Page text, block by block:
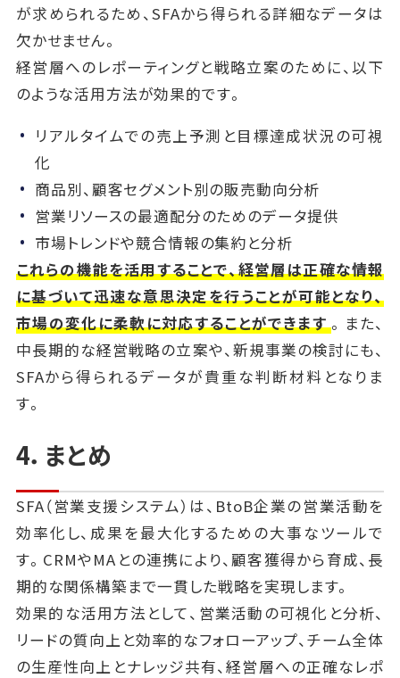
が求められるため、SFAから得られる詳細なデータは
欠かせません。
経営層へのレポーティングと戦略立案のために、以下
のような活用方法が効果的です。
リアルタイムでの売上予測と目標達成状況の可視
化
商品別、顧客セグメント別の販売動向分析
営業リソースの最適配分のためのデータ提供
市場トレンドや競合情報の集約と分析
これらの機能を活用することで、経営層は正確な情報
に基づいて迅速な意思決定を行うことが可能となり、
市場の変化に柔軟に対応することができます。また、
中長期的な経営戦略の立案や、新規事業の検討にも、
SFAから得られるデータが貴重な判断材料となりま
す。
4．まとめ
SFA（営業支援システム）は、BtoB企業の営業活動を
効率化し、成果を最大化するための大事なツールで
す。CRMやMAとの連携により、顧客獲得から育成、長
期的な関係構築まで一貫した戦略を実現します。
効果的な活用方法として、営業活動の可視化と分析、
リードの質向上と効率的なフォローアップ、チーム全体
の生産性向上とナレッジ共有、経営層への正確なレポ